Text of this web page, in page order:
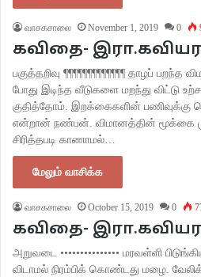
வாசகசாலை November 1, 2019 0
கவிதை-
பகுத்தறிவு ¶¶¶¶¶¶¶¶¶¶¶¶¶ தாழப் பறந்த
போது இடிந்த வீடுகளை மறந்து விட்டு
குதித்தோம். இறக்கைகளின் பணிவுக்கு
என்றான் நண்பன். விமானத்தின் மூக்கை
சிரித்தபடி காணாமல்…
மேலும் வாசிக்க
வாசகசாலை October 15, 2019 0
கவிதை-
அறுவடை ••••••••••••••• மரவள்ளி
விடாமல் நிரம்பிக் கொண்டது மழை.